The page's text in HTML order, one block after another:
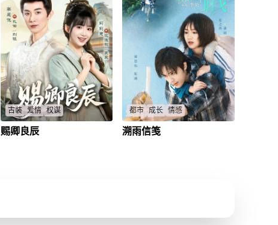
古装 爱情 权谋
皇孙刘琅隐忍十六年寻妹复仇，
赐卿良辰
都市 成长 情感
17岁少女被逼婚逃小镇寻奶奶，
溯雨信笺